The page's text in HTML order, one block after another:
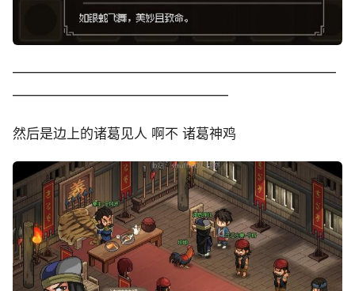
————————————————————————
————————————————
然后是边上的诸葛见人 啊不 诸葛神鸡